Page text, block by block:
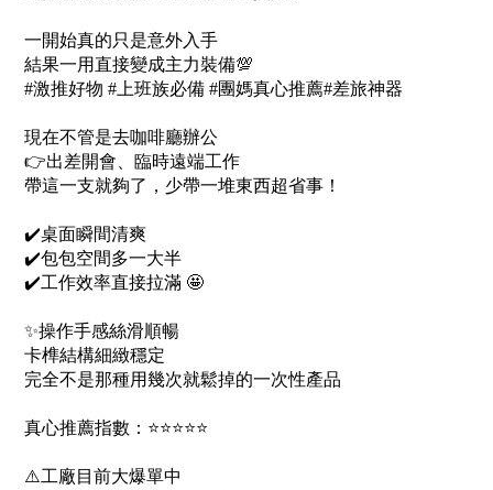
一開始真的只是意外入手
結果一用直接變成主力裝備💯
#激推好物 #上班族必備 #團媽真心推薦#差旅神器
現在不管是去咖啡廳辦公
👉出差開會、臨時遠端工作
帶這一支就夠了，少帶一堆東西超省事！
✔️桌面瞬間清爽
✔️包包空間多一大半
✔️工作效率直接拉滿 🤩
✨操作手感絲滑順暢
卡榫結構細緻穩定
完全不是那種用幾次就鬆掉的一次性產品
真心推薦指數：⭐⭐⭐⭐⭐
⚠️工廠目前大爆單中